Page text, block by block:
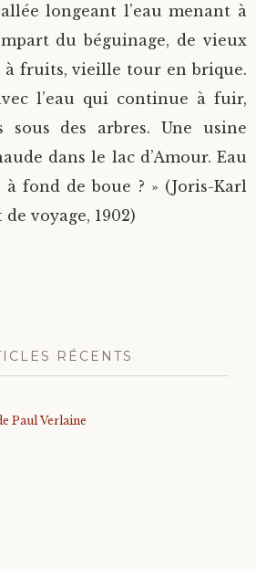
longeant l’eau menant à
du béguinage, de vieux
à fruits, vieille tour en brique.
l’eau qui continue à fuir,
sous des arbres. Une usine
dans le lac d’Amour. Eau
à fond de boue ? » (Joris-Karl
voyage, 1902)
RÉCENTS
Paul Verlaine